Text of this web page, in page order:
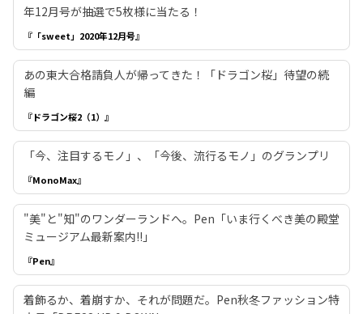
年12月号が抽選で5枚様に当たる！
『「sweet」2020年12月号』
あの東大合格請負人が帰ってきた！「ドラゴン桜」待望の続
編
『ドラゴン桜2（1）』
「今、注目するモノ」、「今後、流行るモノ」のグランプリ
『MonoMax』
"美"と"知"のワンダーランドへ。Pen「いま行くべき美の殿堂
ミュージアム最新案内!!」
『Pen』
着飾るか、着崩すか、それが問題だ。Pen秋冬ファッション特